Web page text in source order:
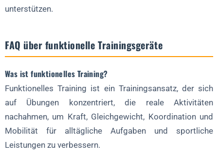
unterstützen.
FAQ über funktionelle Trainingsgeräte
Was ist funktionelles Training?
Funktionelles Training ist ein Trainingsansatz, der sich
auf Übungen konzentriert, die reale Aktivitäten
nachahmen, um Kraft, Gleichgewicht, Koordination und
Mobilität für alltägliche Aufgaben und sportliche
Leistungen zu verbessern.